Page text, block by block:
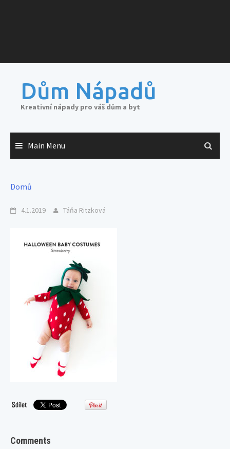
Dům Nápadů
Kreativní nápady pro váš dům a byt
Main Menu
Domů
4.1.2019 Táňa Ritzková
Comments